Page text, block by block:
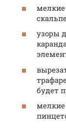
узоры
будет
мелкие